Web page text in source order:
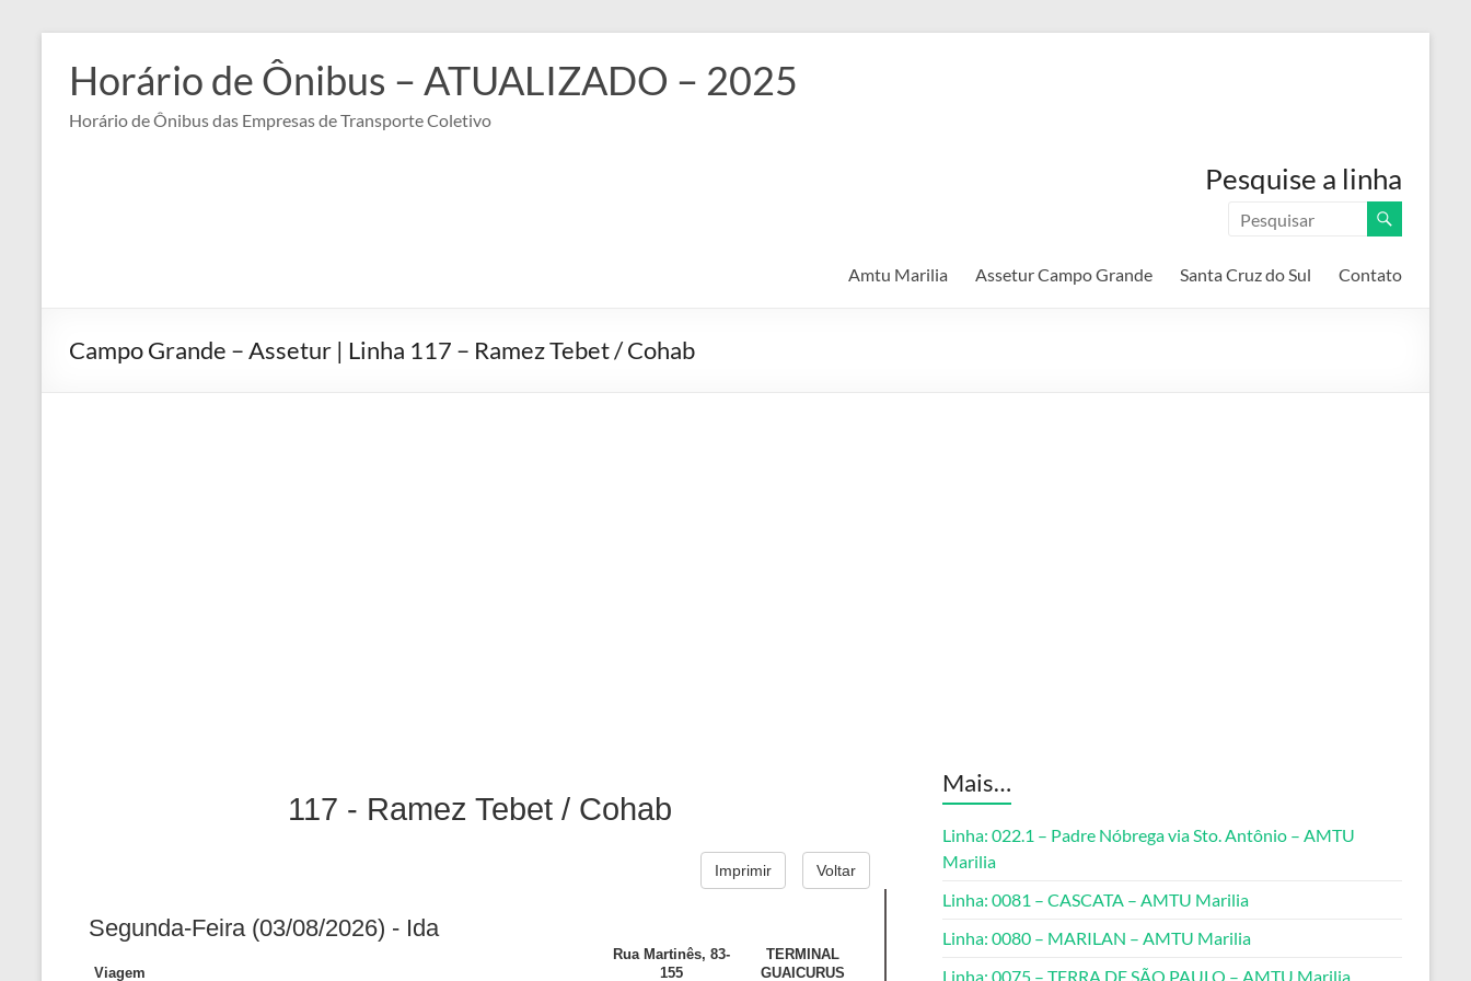
paraHorário de Ônibus – ATUALIZADO – 2025
Horário de Ônibus das Empresas de Transporte Coletivo
Pesquise a linha
Amtu Marilia Assetur Campo Grande Santa Cruz do Sul Contato
Campo Grande – Assetur | Linha 117 – Ramez Tebet / Cohab
Mais…
Linha: 022.1 – Padre Nóbrega via Sto. Antônio – AMTU
Marilia
Linha: 0081 – CASCATA – AMTU Marilia
Linha: 0080 – MARILAN – AMTU Marilia
Linha: 0075 – TERRA DE SÃO PAULO – AMTU Marilia